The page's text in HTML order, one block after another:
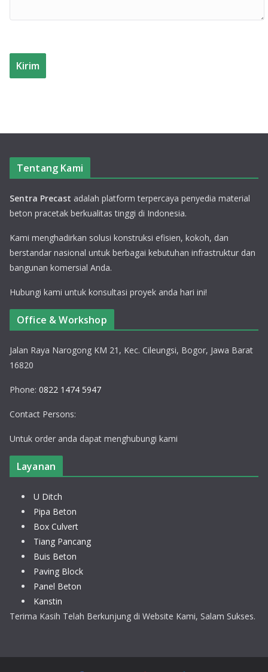
Tentang Kami
Sentra Precast adalah platform terpercaya penyedia material
beton pracetak berkualitas tinggi di Indonesia.
Kami menghadirkan solusi konstruksi efisien, kokoh, dan
berstandar nasional untuk berbagai kebutuhan infrastruktur dan
bangunan komersial Anda.
Hubungi kami untuk konsultasi proyek anda hari ini!
Office & Workshop
Jalan Raya Narogong KM 21, Kec. Cileungsi, Bogor, Jawa Barat
16820
Phone: 0822 1474 5947
Contact Persons:
Untuk order anda dapat menghubungi kami
Layanan
U Ditch
Pipa Beton
Box Culvert
Tiang Pancang
Buis Beton
Paving Block
Panel Beton
Kanstin
Terima Kasih Telah Berkunjung di Website Kami, Salam Sukses.